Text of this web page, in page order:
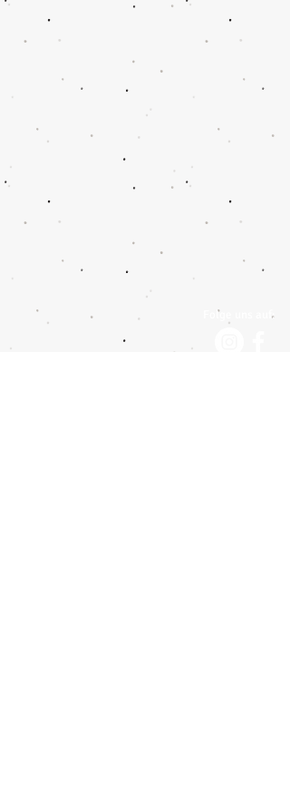
Folge uns auf: